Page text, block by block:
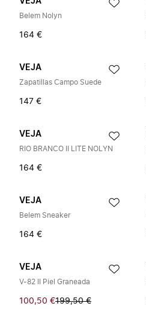
Belem Nolyn
164 €
VEJA
Zapatillas Campo Suede
147 €
VEJA
RIO BRANCO II LITE NOLYN
164 €
VEJA
Belem Sneaker
164 €
VEJA
V-82 II Piel Graneada
100,50 €199,50 €